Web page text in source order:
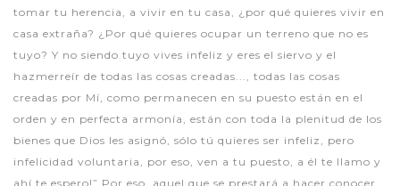
tomar tu herencia, a vivir en tu casa, ¿por qué quieres vivir en
casa extraña? ¿Por qué quieres ocupar un terreno que no es
tuyo? Y no siendo tuyo vives infeliz y eres el siervo y el
hazmerreír de todas las cosas creadas..., todas las cosas
creadas por Mí, como permanecen en su puesto están en el
orden y en perfecta armonía, están con toda la plenitud de los
bienes que Dios les asignó, sólo tú quieres ser infeliz, pero
infelicidad voluntaria, por eso, ven a tu puesto, a él te llamo y
ahí te espero!” Por eso, aquel que se prestará a hacer conocer